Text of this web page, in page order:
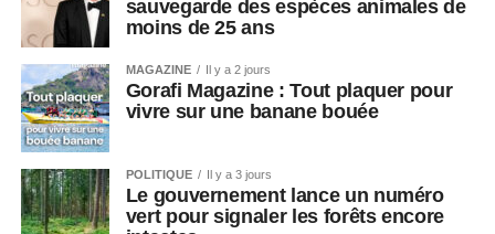
sauvegarde des espèces animales de
moins de 25 ans
MAGAZINE Il y a 2 jours
Gorafi Magazine : Tout plaquer pour
vivre sur une banane bouée
POLITIQUE Il y a 3 jours
Le gouvernement lance un numéro
vert pour signaler les forêts encore